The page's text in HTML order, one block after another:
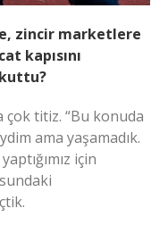
zincir marketlere
kapısını
titiz. “Bu konuda
ama yaşamadık.
için